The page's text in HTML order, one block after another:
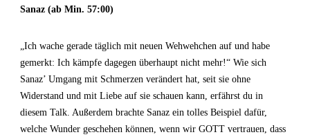
Sanaz (ab Min. 57:00)
„Ich wache gerade täglich mit neuen Wehwehchen auf und habe
gemerkt: Ich kämpfe dagegen überhaupt nicht mehr!“ Wie sich
Sanaz’ Umgang mit Schmerzen verändert hat, seit sie ohne
Widerstand und mit Liebe auf sie schauen kann, erfährst du in
diesem Talk. Außerdem brachte Sanaz ein tolles Beispiel dafür,
welche Wunder geschehen können, wenn wir GOTT vertrauen, dass